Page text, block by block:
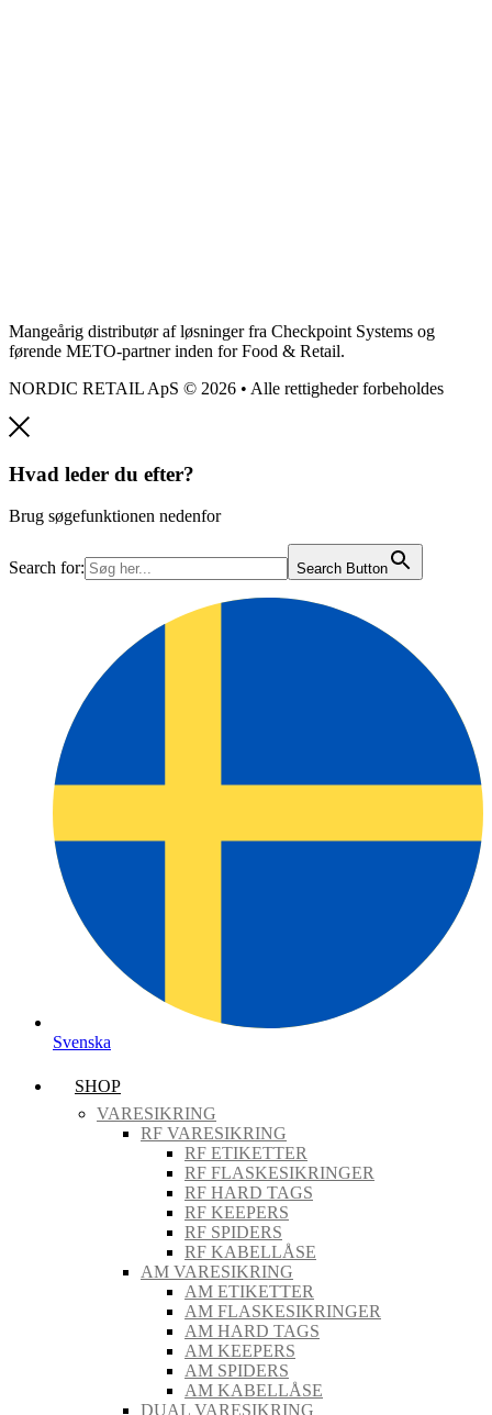
Mangeårig distributør af løsninger fra Checkpoint Systems og
førende METO-partner inden for Food & Retail.
NORDIC RETAIL ApS © 2026 • Alle rettigheder forbeholdes
Hvad leder du efter?
Brug søgefunktionen nedenfor
Search for: Search Button
Svenska
SHOP
VARESIKRING
RF VARESIKRING
RF ETIKETTER
RF FLASKESIKRINGER
RF HARD TAGS
RF KEEPERS
RF SPIDERS
RF KABELLÅSE
AM VARESIKRING
AM ETIKETTER
AM FLASKESIKRINGER
AM HARD TAGS
AM KEEPERS
AM SPIDERS
AM KABELLÅSE
DUAL VARESIKRING